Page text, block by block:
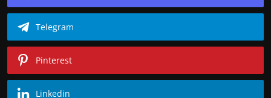
Telegram
Pinterest
Linkedin